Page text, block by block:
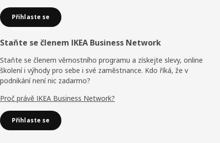
Přihlaste se
Staňte se členem IKEA Business Network
Staňte se členem věrnostního programu a získejte slevy, online
školení i výhody pro sebe i své zaměstnance. Kdo říká, že v
podnikání není nic zadarmo?
Proč právě IKEA Business Network?
Přihlaste se